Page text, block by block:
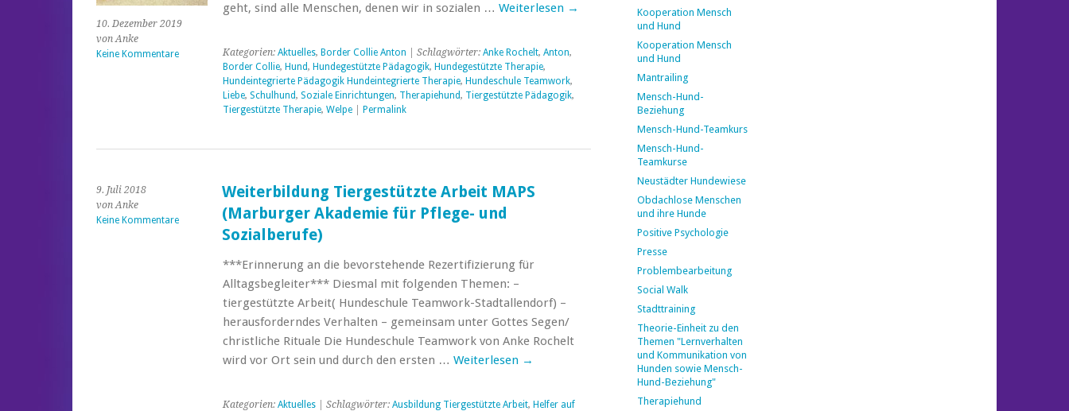
10. Dezember 2019
von Anke
Keine Kommentare
geht, sind alle Menschen, denen wir in sozialen … Weiterlesen →
Kategorien: Aktuelles, Border Collie Anton | Schlagwörter: Anke Rochelt, Anton,
Border Collie, Hund, Hundegestützte Pädagogik, Hundegestützte Therapie,
Hundeintegrierte Pädagogik Hundeintegrierte Therapie, Hundeschule Teamwork,
Liebe, Schulhund, Soziale Einrichtungen, Therapiehund, Tiergestützte Pädagogik,
Tiergestützte Therapie, Welpe| Permalink
9. Juli 2018
von Anke
Keine Kommentare
Weiterbildung Tiergestützte Arbeit MAPS
(Marburger Akademie für Pflege- und
Sozialberufe)
***Erinnerung an die bevorstehende Rezertifizierung für
Alltagsbegleiter*** Diesmal mit folgenden Themen: –
tiergestützte Arbeit( Hundeschule Teamwork-Stadtallendorf) –
herausforderndes Verhalten – gemeinsam unter Gottes Segen/
christliche Rituale Die Hundeschule Teamwork von Anke Rochelt
wird vor Ort sein und durch den ersten … Weiterlesen →
Kategorien: Aktuelles| Schlagwörter: Ausbildung Tiergestützte Arbeit, Helfer auf
Kooperation Mensch
und Hund
Kooperation Mensch
und Hund
Mantrailing
Mensch-Hund-
Beziehung
Mensch-Hund-Teamkurs
Mensch-Hund-
Teamkurse
Neustädter Hundewiese
Obdachlose Menschen
und ihre Hunde
Positive Psychologie
Presse
Problembearbeitung
Social Walk
Stadttraining
Theorie-Einheit zu den
Themen "Lernverhalten
und Kommunikation von
Hunden sowie Mensch-
Hund-Beziehung"
Therapiehund